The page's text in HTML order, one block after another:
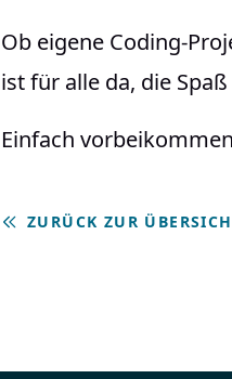
Ob eigene Coding-
ist für alle da, die
Einfach
ZURÜCK ZUR